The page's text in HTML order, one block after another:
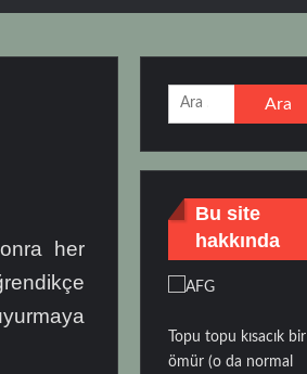
her
Arama:
Bu site
hakkında
Topu topu kısacık bir
ömür (o da normal